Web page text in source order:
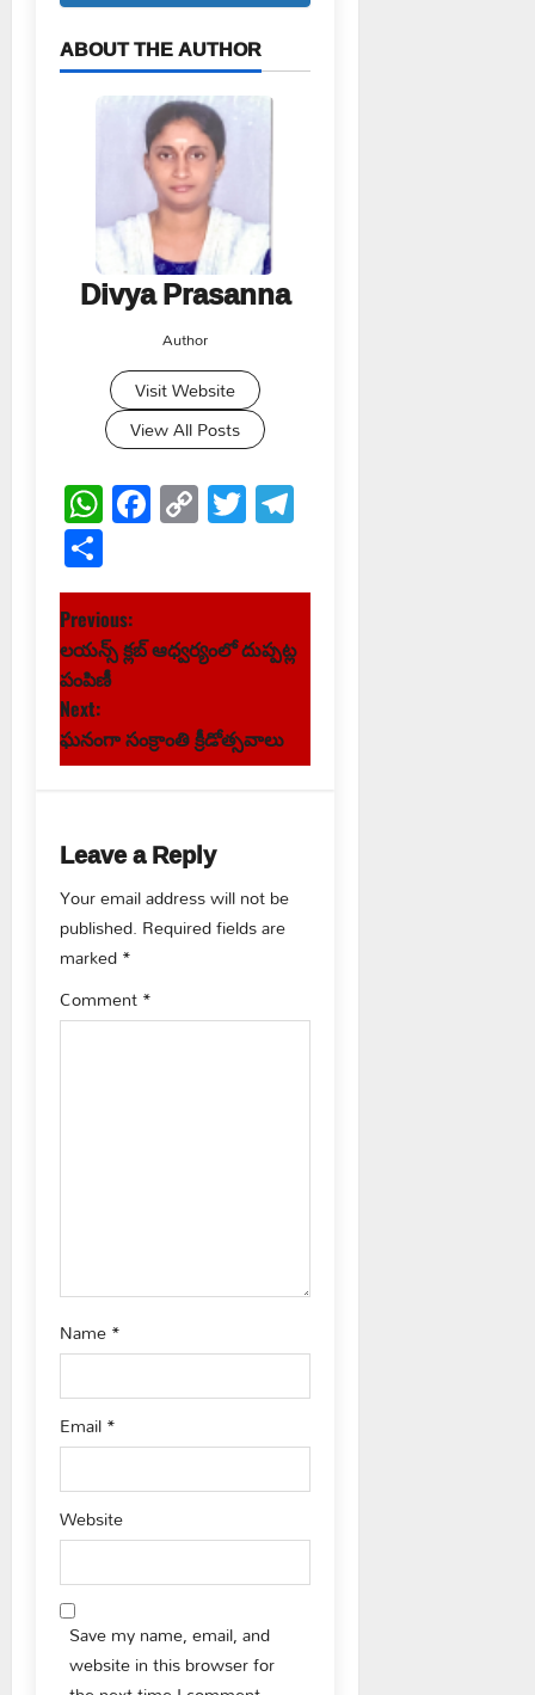
ABOUT THE AUTHOR
Divya Prasanna
Author
Visit Website
View All Posts
WhatsApp
Facebook
Copy
Link
Twitter
P
o
s
t
n
a
v
i
g
n
Previous:
లయన్స్ క్లబ్ ఆధ్వర్యంలో దుప్పట్ల
పంపిణీ
Next:
ఘనంగా సంక్రాంతి క్రీడోత్సవాలు
Leave a Reply
Your email address will not be
published. Required fields are
marked*
Comment*
Name*
Email*
Website
Save my name, email, and
website in this browser for